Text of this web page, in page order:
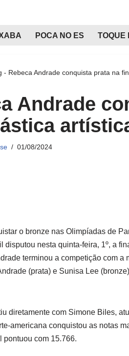
POCA NO ES TOQUE
- Rebeca Andrade conquista prata na
Andrade
01/08/2024
o bronze nas Olimpíadas de
disputou nesta quinta-feira, 1º, a
terminou a competição com
(prata) e Sunisa Lee
diretamente com Simone Biles,
americana conquistou as notas
pontuou com 15.766.